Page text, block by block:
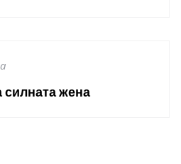
силната жена